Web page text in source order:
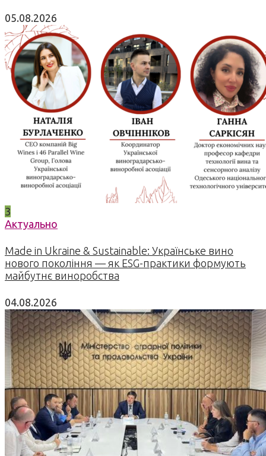
05.08.2026
3
Актуально
Made in Ukraine & Sustainable: Українське вино
нового покоління — як ESG-практики формують
майбутнє виноробства
04.08.2026